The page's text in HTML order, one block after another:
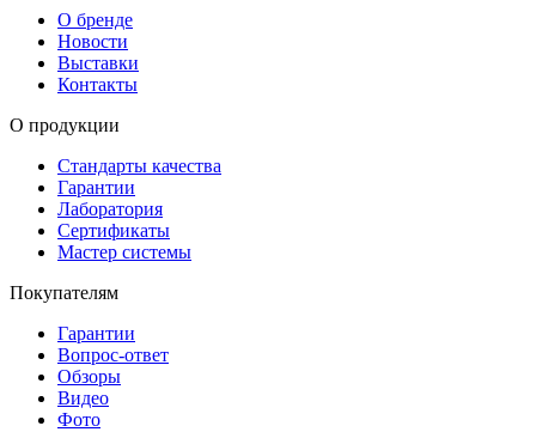
О бренде
Новости
Выставки
Контакты
О продукции
Стандарты качества
Гарантии
Лаборатория
Сертификаты
Мастер системы
Покупателям
Гарантии
Вопрос-ответ
Обзоры
Видео
Фото